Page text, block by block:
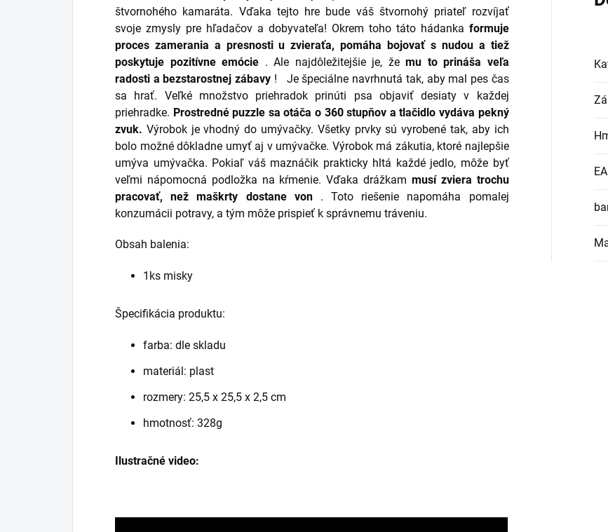
štvornohého kamaráta. Vďaka tejto hre bude váš štvornohý priateľ rozvíjať
svoje zmysly pre hľadačov a dobyvateľa! Okrem toho táto hádanka formuje
proces zamerania a presnosti u zvieraťa, pomáha bojovať s nudou a tiež
poskytuje pozitívne emócie . Ale najdôležitejšie je, žemu to prináša veľa
radosti a bezstarostnej zábavy !
Je špeciálne navrhnutá tak, aby mal pes čas
sa hrať. Veľké množstvo priehradok prinúti psa objaviť desiaty v každej
priehradke. Prostredné puzzle sa otáča o 360 stupňov a tlačidlo vydáva pekný
zvuk. Výrobok je vhodný do umývačky. Všetky prvky sú vyrobené tak, aby ich
bolo možné dôkladne umyť aj v umývačke. Výrobok má zákutia, ktoré najlepšie
umýva umývačka. Pokiaľ váš maznáčik prakticky hltá každé jedlo, môže byť
veľmi nápomocná podložka na kŕmenie. Vďaka drážkam musí zviera trochu
pracovať, než maškrty dostane von. Toto riešenie napomáha pomalej
konzumácii potravy, a tým môže prispieť k správnemu tráveniu.
Obsah balenia:
1ks misky
Špecifikácia produktu:
farba: dle skladu
materiál: plast
rozmery: 25,5 x 25,5 x 2,5 cm
hmotnosť: 328g
Ilustračné video: